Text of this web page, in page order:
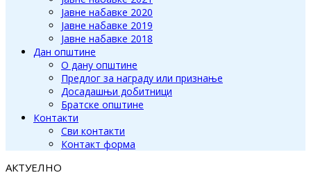
Јавне набавке 2020
Јавне набавке 2019
Јавне набавке 2018
Дан општине
О дану општине
Предлог за награду или признање
Досадашњи добитници
Братске општине
Контакти
Сви контакти
Контакт форма
АКТУЕЛНО